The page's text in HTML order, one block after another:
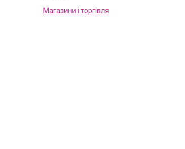
Магазини і торгівля